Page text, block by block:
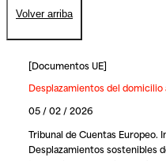
Volver arriba
[Documentos UE]
Desplazamientos del
05 / 02 / 2026
Tribunal de Cuentas
Desplazamientos sostenibles